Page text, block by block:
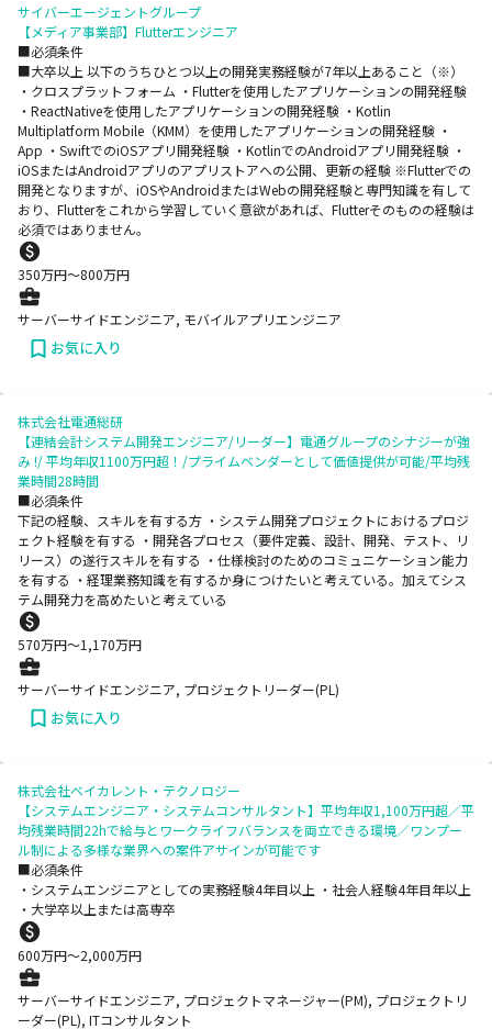
サイバーエージェントグループ
【メディア事業部】Flutterエンジニア
■必須条件
■大卒以上 以下のうちひとつ以上の開発実務経験が7年以上あること（※）
・クロスプラットフォーム ・Flutterを使用したアプリケーションの開発経験
・ReactNativeを使用したアプリケーションの開発経験 ・Kotlin
Multiplatform Mobile（KMM）を使用したアプリケーションの開発経験 ・
App ・SwiftでのiOSアプリ開発経験 ・KotlinでのAndroidアプリ開発経験 ・
iOSまたはAndroidアプリのアプリストアへの公開、更新の経験 ※Flutterでの
開発となりますが、iOSやAndroidまたはWebの開発経験と専門知識を有して
おり、Flutterをこれから学習していく意欲があれば、Flutterそのものの経験は
必須ではありません。
350万円〜800万円
サーバーサイドエンジニア, モバイルアプリエンジニア
お気に入り
株式会社電通総研
【連結会計システム開発エンジニア/リーダー】電通グループのシナジーが強
み !/ 平均年収1100万円超！/プライムベンダーとして価値提供が可能/平均残
業時間28時間
■必須条件
下記の経験、スキルを有する方 ・システム開発プロジェクトにおけるプロジ
ェクト経験を有する ・開発各プロセス（要件定義、設計、開発、テスト、リ
リース）の遂行スキルを有する ・仕様検討のためのコミュニケーション能力
を有する ・経理業務知識を有するか身につけたいと考えている。加えてシス
テム開発力を高めたいと考えている
570万円〜1,170万円
サーバーサイドエンジニア, プロジェクトリーダー(PL)
お気に入り
株式会社ベイカレント・テクノロジー
【システムエンジニア・システムコンサルタント】平均年収1,100万円超／平
均残業時間22hで給与とワークライフバランスを両立できる環境／ワンプー
ル制による多様な業界への案件アサインが可能です
■必須条件
・システムエンジニアとしての実務経験4年目以上 ・社会人経験4年目年以上
・大学卒以上または高専卒
600万円〜2,000万円
サーバーサイドエンジニア, プロジェクトマネージャー(PM), プロジェクトリ
ーダー(PL), ITコンサルタント